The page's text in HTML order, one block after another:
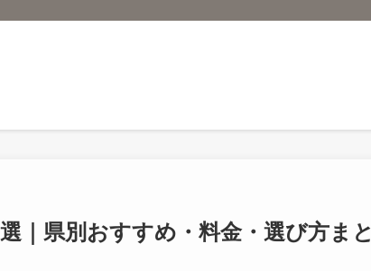
｜県別おすすめ・料金・選び方まと